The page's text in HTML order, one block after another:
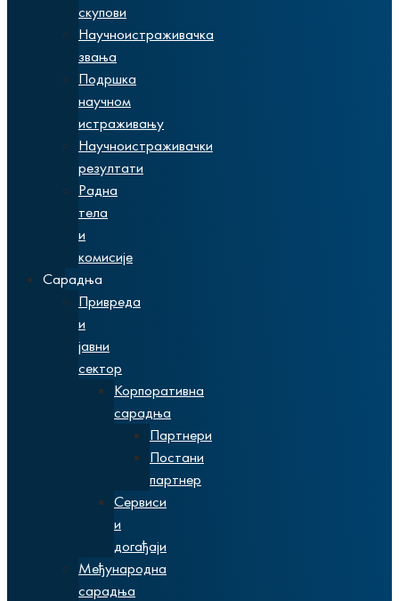
скупови
Научноистраживачка
звања
Подршка
научном
истраживању
Научноистраживачки
резултати
Радна
тела
и
комисије
Сарадња
Привреда
и
јавни
сектор
Корпоративна
сарадња
Партнери
Постани
партнер
Сервиси
и
догађаји
Међународна
сарадња